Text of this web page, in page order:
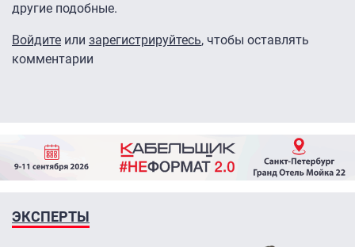
другие подобные.
Войдите или зарегистрируйтесь, чтобы оставлять
комментарии
ЭКСПЕРТЫ